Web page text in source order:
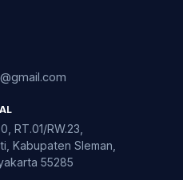
RT.01/RW.23,
Kabupaten Sleman,
55285